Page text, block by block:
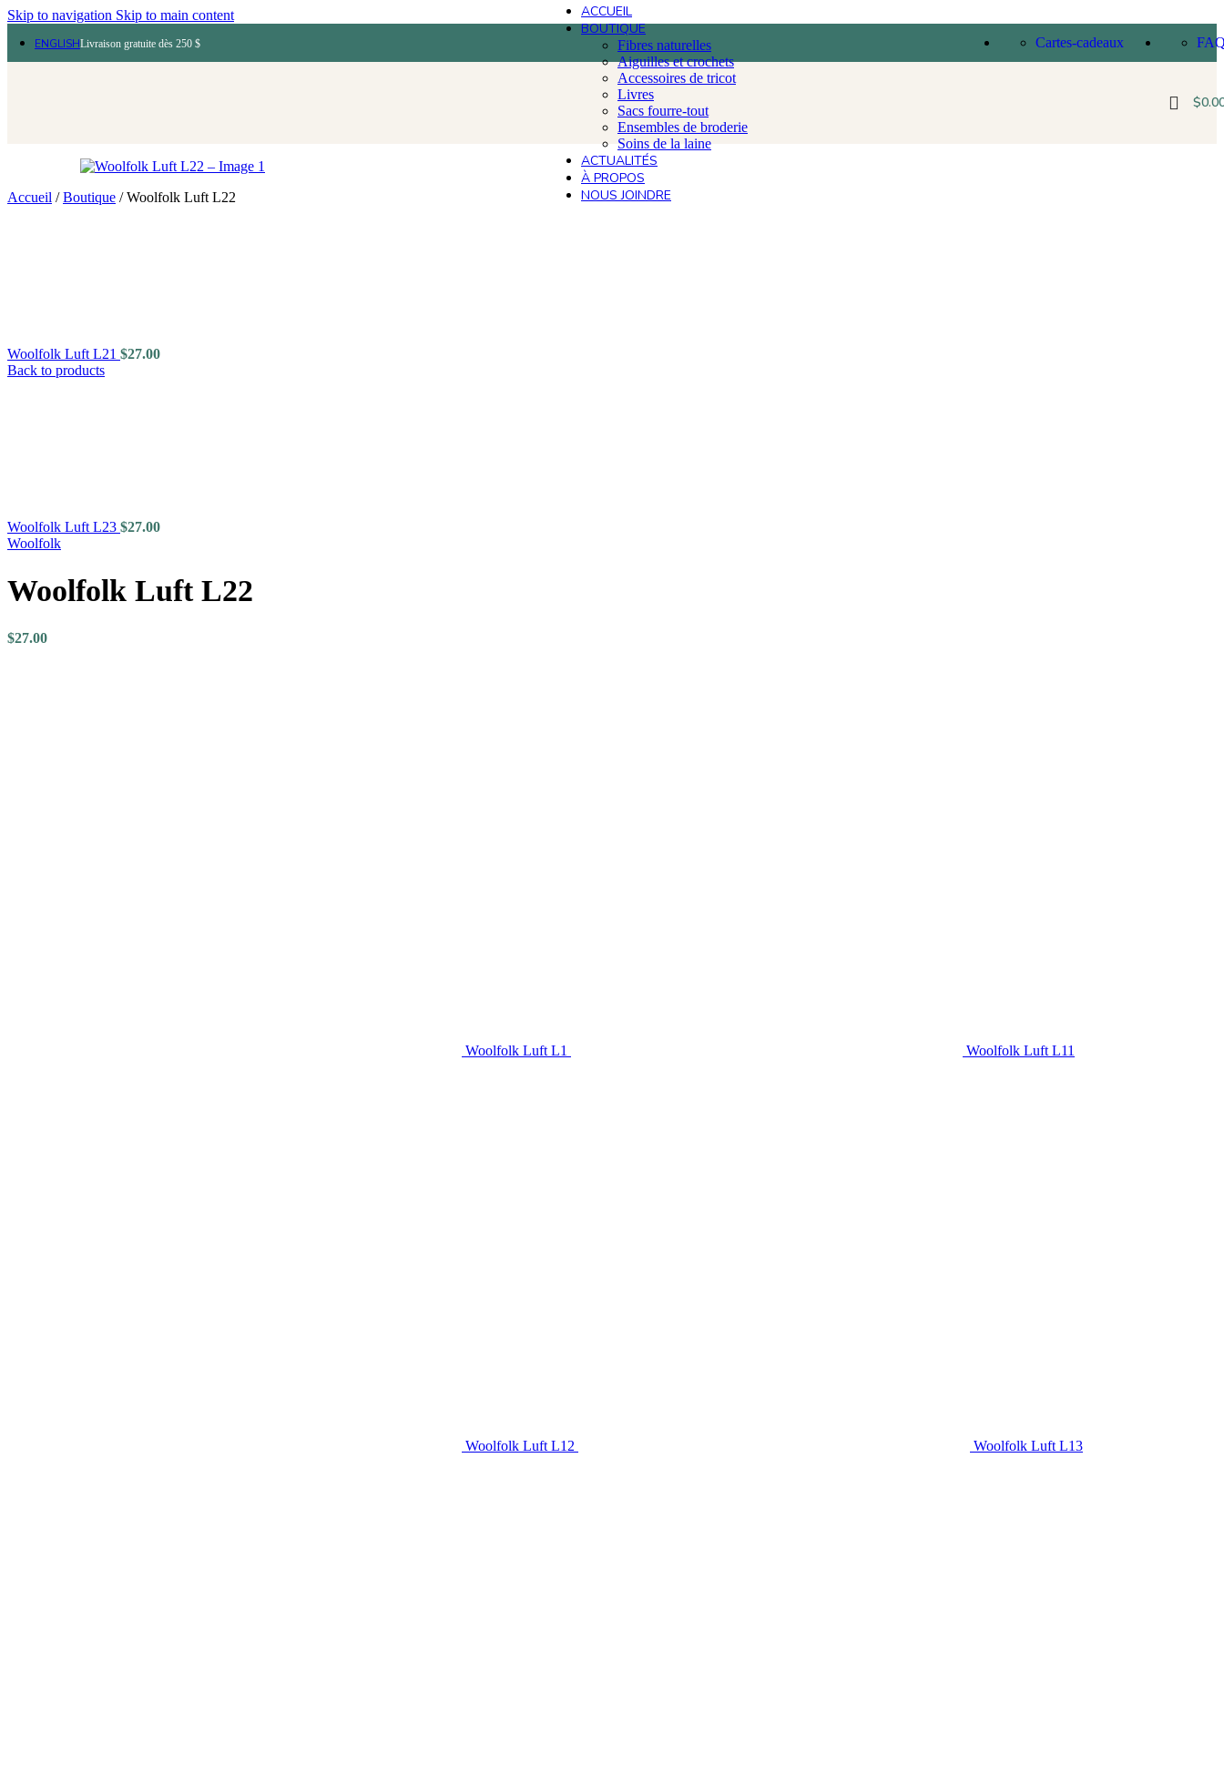
Skip to navigation Skip to main content
ENGLISHLivraison gratuite dès 250 $ Cartes-cadeaux
ACCUEIL
BOUTIQUE
Fibres naturelles
Aiguilles et crochets
Accessoires de tricot
Livres
Sacs fourre-tout
Ensembles de broderie
Soins de la laine
ACTUALITÉS
À PROPOS
NOUS JOINDRE
$
Accueil /Boutique /Woolfolk Luft L22
Woolfolk Luft L21 $27.00
Back to products
Woolfolk Luft L23 $27.00
Woolfolk
Woolfolk Luft L22
$27.00
Woolfolk Luft L1 Woolfolk Luft L11
Woolfolk Luft L12 Woolfolk Luft L13